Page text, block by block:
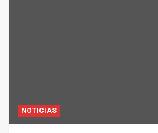
NOTICIAS